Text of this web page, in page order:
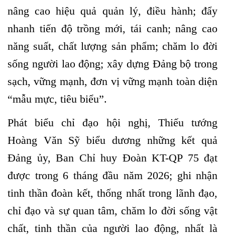
nâng cao hiệu quả quản lý, điều hành; đẩy
nhanh tiến độ trồng mới, tái canh; nâng cao
năng suất, chất lượng sản phẩm; chăm lo đời
sống người lao động; xây dựng Đảng bộ trong
sạch, vững mạnh, đơn vị vững mạnh toàn diện
“mẫu mực, tiêu biểu”.
Phát biểu chỉ đạo hội nghị, Thiếu tướng
Hoàng Văn Sỹ biểu dương những kết quả
Đảng ủy, Ban Chỉ huy Đoàn KT-QP 75 đạt
được trong 6 tháng đầu năm 2026; ghi nhận
tinh thần đoàn kết, thống nhất trong lãnh đạo,
chỉ đạo và sự quan tâm, chăm lo đời sống vật
chất, tinh thần của người lao động, nhất là